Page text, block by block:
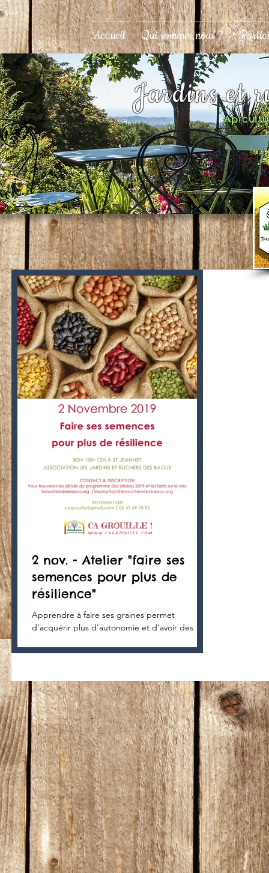
2 nov. - Atelier "faire ses
semences pour plus de
résilience"
Apprendre à faire ses graines permet
d’acquérir plus d’autonomie et d’avoir des
l’occasion...
Accueil Qui sommes nous ?
Jardins et